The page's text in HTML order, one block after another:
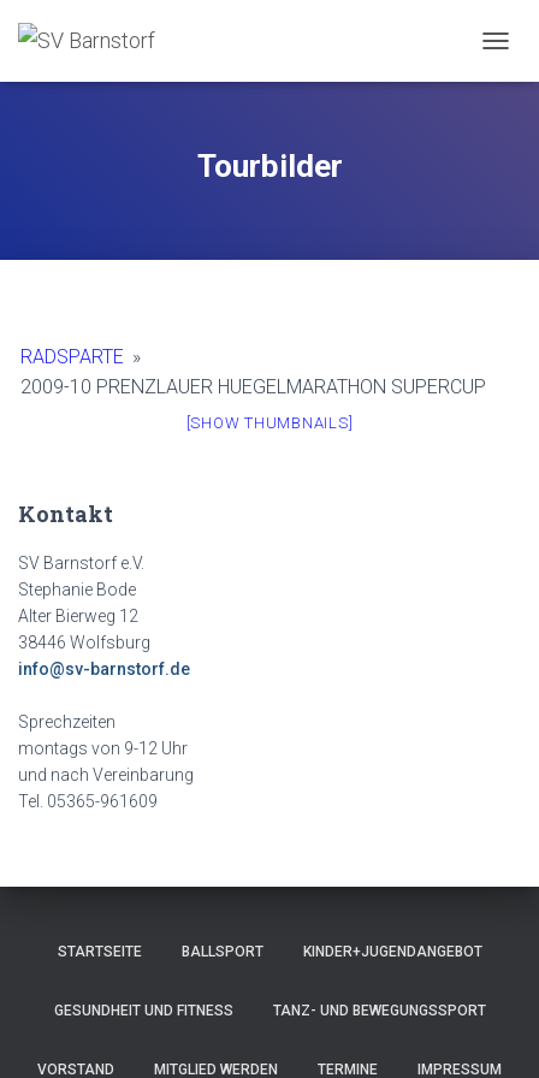
Tourbilder
RADSPARTE »
2009-10 PRENZLAUER HUEGELMARATHON SUPERCUP
[SHOW THUMBNAILS]
Kontakt
SV Barnstorf e.V.
Stephanie Bode
Alter Bierweg 12
38446 Wolfsburg
info@sv-barnstorf.de
Sprechzeiten
montags von 9-12 Uhr
und nach Vereinbarung
Tel. 05365-961609
STARTSEITE BALLSPORT KINDER+JUGENDANGEBOT
GESUNDHEIT UND FITNESS TANZ- UND BEWEGUNGSSPORT
VORSTAND MITGLIED WERDEN TERMINE IMPRESSUM